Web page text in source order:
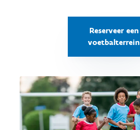
Reserveer een
voetbalterrein